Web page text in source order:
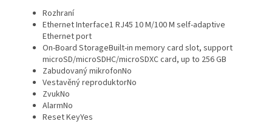
Rozhraní
Ethernet Interface1 RJ45 10 M/100 M self-adaptive
Ethernet port
On-Board StorageBuilt-in memory card slot, support
microSD/microSDHC/microSDXC card, up to 256 GB
Zabudovaný mikrofonNo
Vestavěný reproduktorNo
ZvukNo
AlarmNo
Reset KeyYes